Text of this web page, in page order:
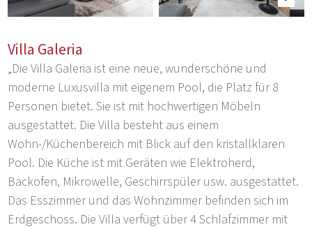
Villa Galeria
„Die Villa Galeria ist eine neue, wunderschöne und
moderne Luxusvilla mit eigenem Pool, die Platz für 8
Personen bietet. Sie ist mit hochwertigen Möbeln
ausgestattet. Die Villa besteht aus einem
Wohn-/Küchenbereich mit Blick auf den kristallklaren
Pool. Die Küche ist mit Geräten wie Elektroherd,
Backofen, Mikrowelle, Geschirrspüler usw. ausgestattet.
Das Esszimmer und das Wohnzimmer befinden sich im
Erdgeschoss. Die Villa verfügt über 4 Schlafzimmer mit